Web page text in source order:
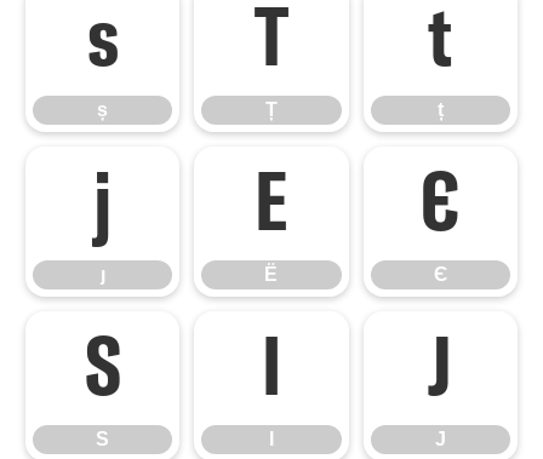
ș
ș
Ț
Ț
ț
ț
ȷ
ȷ
Ё
Ё
Є
Є
Ѕ
Ѕ
І Ј
Ј